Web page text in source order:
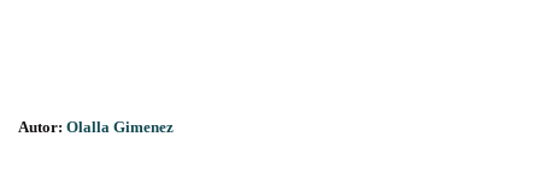
Autor: Olalla Gimenez